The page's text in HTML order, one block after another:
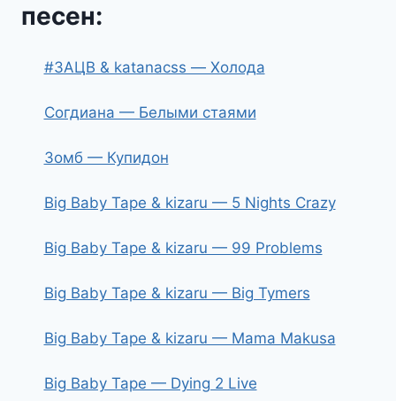
песен:
#ЗАЦВ & katanacss — Холода
Согдиана — Белыми стаями
Зомб — Купидон
Big Baby Tape & kizaru — 5 Nights Crazy
Big Baby Tape & kizaru — 99 Problems
Big Baby Tape & kizaru — Big Tymers
Big Baby Tape & kizaru — Mama Makusa
Big Baby Tape — Dying 2 Live